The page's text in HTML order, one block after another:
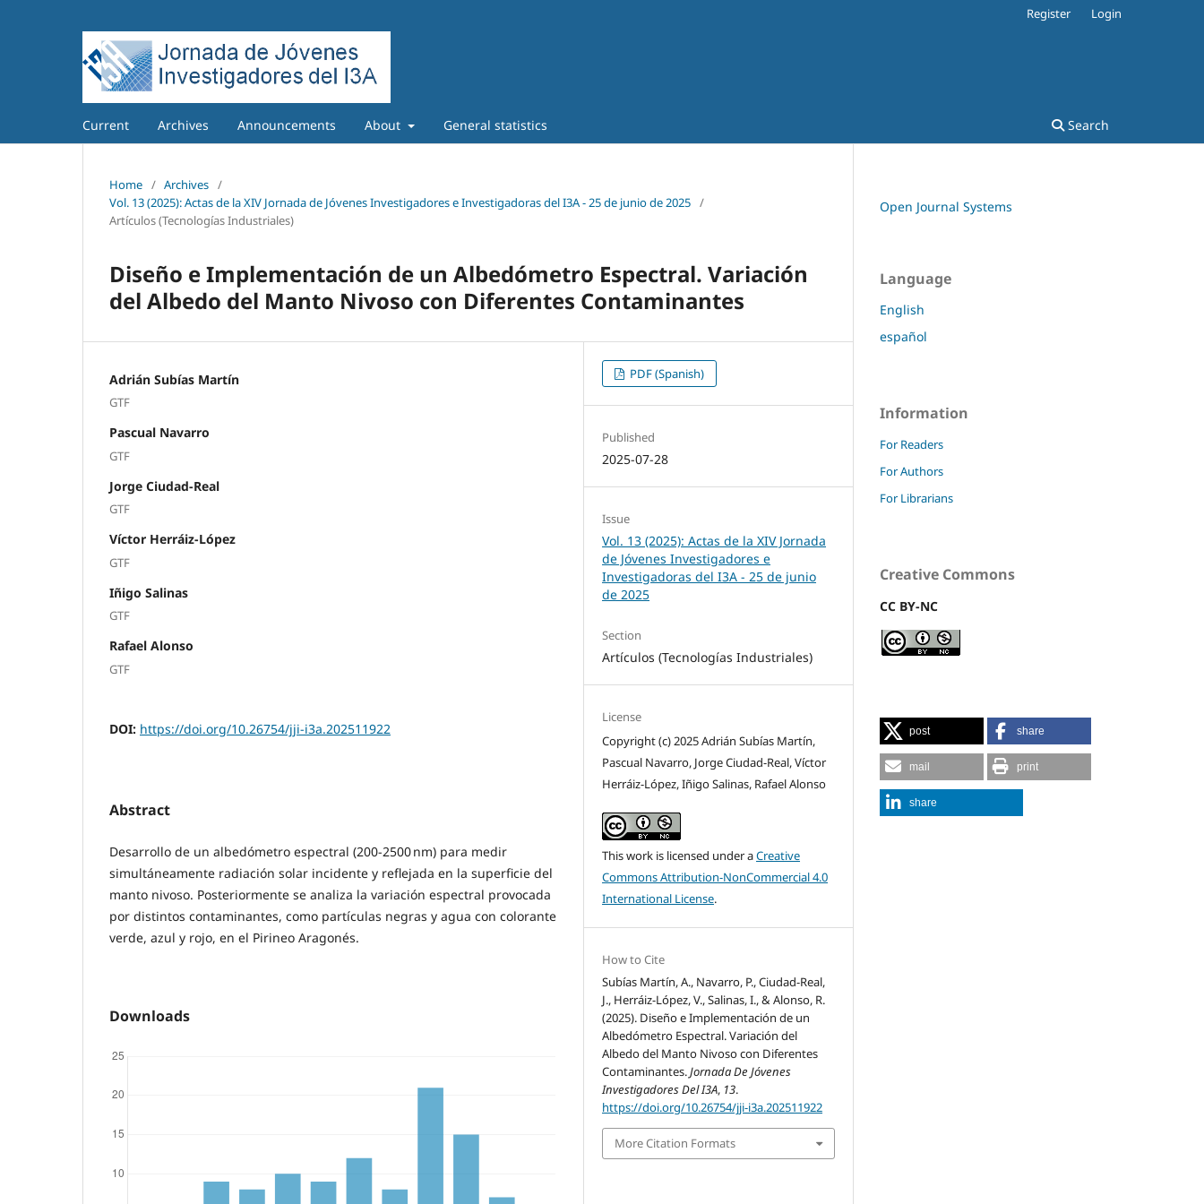
Current Archives Announcements About General statistics Search
Register Login
Home / Archives /
Vol. 13 (2025): Actas de la XIV Jornada de Jóvenes Investigadores e Investigadoras del I3A - 25 de junio de 2025 /
Artículos (Tecnologías Industriales)
Diseño e Implementación de un Albedómetro Espectral. Variación
del Albedo del Manto Nivoso con Diferentes Contaminantes
Adrián Subías Martín
GTF
Pascual Navarro
GTF
Jorge Ciudad-Real
GTF
Víctor Herráiz-López
GTF
Iñigo Salinas
GTF
Rafael Alonso
GTF
DOI: https://doi.org/10.26754/jji-i3a.202511922
Abstract
Desarrollo de un albedómetro espectral (200-2500 nm) para medir
simultáneamente radiación solar incidente y reflejada en la superficie del
manto nivoso. Posteriormente se analiza la variación espectral provocada
por distintos contaminantes, como partículas negras y agua con colorante
verde, azul y rojo, en el Pirineo Aragonés.
Downloads
PDF (Spanish)
Published
2025-07-28
Issue
Vol. 13 (2025): Actas de la XIV Jornada
de Jóvenes Investigadores e
Investigadoras del I3A - 25 de junio
de 2025
Section
Artículos (Tecnologías Industriales)
License
Copyright (c) 2025 Adrián Subías Martín,
Pascual Navarro, Jorge Ciudad-Real, Víctor
Herráiz-López, Iñigo Salinas, Rafael Alonso
This work is licensed under aCreative
Commons Attribution-NonCommercial 4.0
International License.
How to Cite
Subías Martín, A., Navarro, P., Ciudad-Real,
J., Herráiz-López, V., Salinas, I., & Alonso, R.
(2025). Diseño e Implementación de un
Albedómetro Espectral. Variación del
Albedo del Manto Nivoso con Diferentes
Contaminantes.Jornada De Jóvenes
Investigadores Del I3A, 13.
https://doi.org/10.26754/jji-i3a.202511922
More Citation Formats
Open Journal Systems
Language
English
español
Information
For Readers
For Authors
For Librarians
Creative Commons
CC BY-NC
post share
mail print
share